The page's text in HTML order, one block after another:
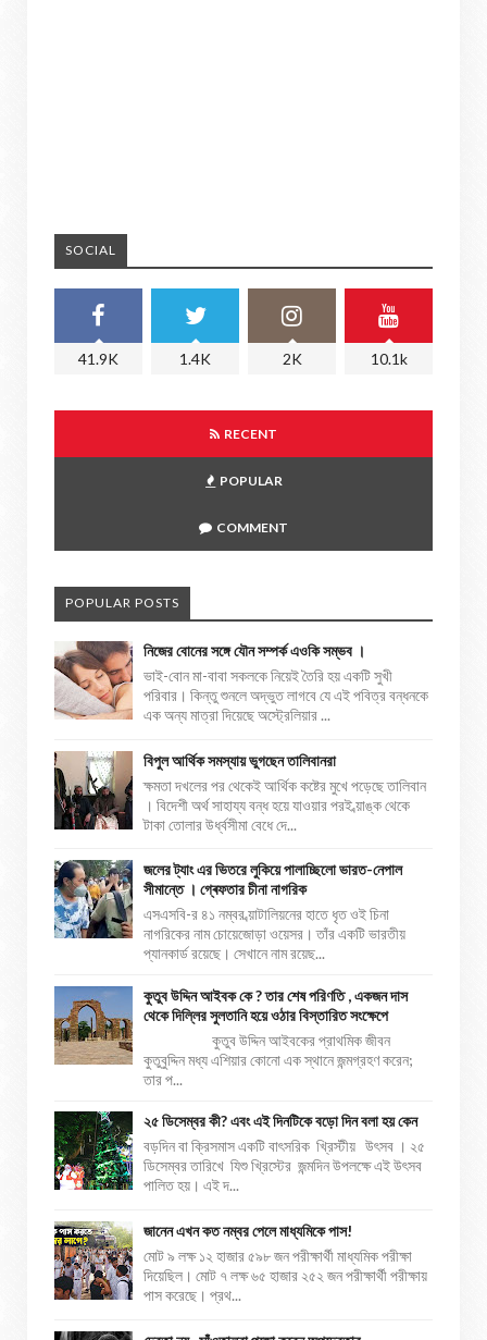
SOCIAL
41.9K 1.4K 2K 10.1k
RECENT
POPULAR
COMMENT
POPULAR POSTS
নিজের বোনের সঙ্গে যৌন সম্পর্ক এওকি সম্ভব ।
ভাই-বোন মা-বাবা সকলকে নিয়েই তৈরি হয় একটি সুখী
পরিবার। কিন্তু শুনলে অদ্ভুত লাগবে যে এই পবিত্র বন্ধনকে
এক অন্য মাত্রা দিয়েছে অস্ট্রেলিয়ার ...
বিপুল আর্থিক সমস্যায় ভুগছেন তালিবানরা
ক্ষমতা দখলের পর থেকেই আর্থিক কষ্টের মুখে পড়েছে তালিবান
। বিদেশী অর্থ সাহায্য বন্ধ হয়ে যাওয়ার পরই ব্য়াঙ্ক থেকে
টাকা তোলার উর্ধ্বসীমা বেধে দে...
জলের ট্যাং এর ভিতরে লুকিয়ে পালাচ্ছিলো ভারত-নেপাল
সীমান্তে । গ্ৰেফতার চীনা নাগরিক
এসএসবি-র ৪১ নম্বর ব্য়াটালিয়নের হাতে ধৃত ওই চিনা
নাগরিকের নাম চোয়েজোড়া ওয়েসর। তাঁর একটি ভারতীয়
প্যানকার্ড রয়েছে। সেখানে নাম রয়েছ...
কুতুব উদ্দিন আইবক কে ? তার শেষ পরিণতি , একজন দাস
থেকে দিল্লির সুলতানি হয়ে ওঠার বিস্তারিত সংক্ষেপে
কুতুব উদ্দিন আইবকের প্রাথমিক জীবন
কুতুবুদ্দিন মধ্য এশিয়ার কোনো এক স্থানে জন্মগ্রহণ করেন;
তার প...
২৫ ডিসেম্বর কী? এবং এই দিনটিকে বড়ো দিন বলা হয় কেন
বড়দিন বা ক্রিসমাস একটি বাৎসরিক খ্রিস্টীয় উৎসব । ২৫
ডিসেম্বর তারিখে যিশু খ্রিস্টের জন্মদিন উপলক্ষে এই উৎসব
পালিত হয়। এই দ...
জানেন এখন কত নম্বর পেলে মাধ্যমিকে পাস!
মোট ৯ লক্ষ ১২ হাজার ৫৯৮ জন পরীক্ষার্থী মাধ্যমিক পরীক্ষা
দিয়েছিল। মোট ৭ লক্ষ ৬৫ হাজার ২৫২ জন পরীক্ষার্থী পরীক্ষায়
পাস করেছে। প্রথ...